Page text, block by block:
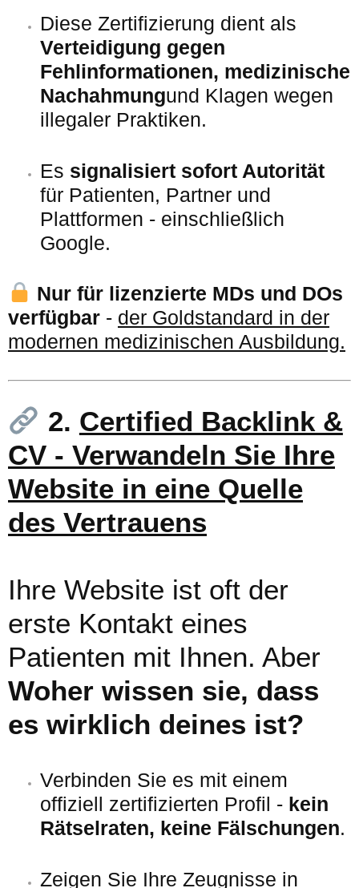
Diese Zertifizierung dient als
Verteidigung gegen
Fehlinformationen, medizinische
Nachahmungund Klagen wegen
illegaler Praktiken.
Es signalisiert sofort Autorität
für Patienten, Partner und
Plattformen - einschließlich
Google.
Nur für lizenzierte MDs und DOs
verfügbar - der Goldstandard in der
modernen medizinischen Ausbildung.
2. Certified Backlink &
CV - Verwandeln Sie Ihre
Website in eine Quelle
des Vertrauens
Ihre Website ist oft der
erste Kontakt eines
Patienten mit Ihnen. Aber
Woher wissen sie, dass
es wirklich deines ist?
Verbinden Sie es mit einem
offiziell zertifizierten Profil - kein
Rätselraten, keine Fälschungen.
Zeigen Sie Ihre Zeugnisse in